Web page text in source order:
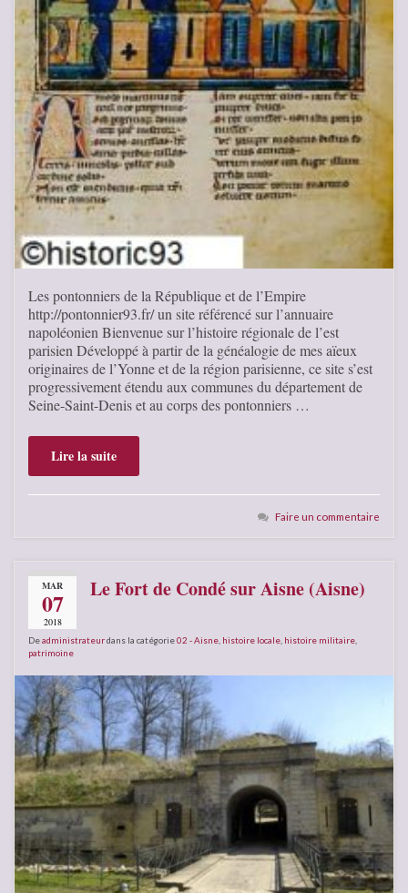
Les pontonniers de la République et de l’Empire
http://pontonnier93.fr/ un site référencé sur l’annuaire
napoléonien Bienvenue sur l’histoire régionale de l’est
parisien Développé à partir de la généalogie de mes aïeux
originaires de l’Yonne et de la région parisienne, ce site s’est
progressivement étendu aux communes du département de
Seine-Saint-Denis et au corps des pontonniers …
Lire la suite
Faire un commentaire
MAR
07
2018
Le Fort de Condé sur Aisne (Aisne)
Deadministrateurdans la catégorie02 - Aisne histoire locale histoire militaire
patrimoine